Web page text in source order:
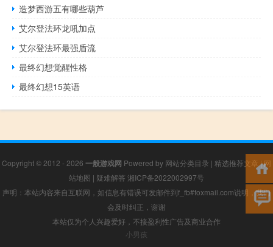
造梦西游五有哪些葫芦
艾尔登法环龙吼加点
艾尔登法环最强盾流
最终幻想觉醒性格
最终幻想15英语
Copyright © 2012 - 2026 一般游戏网 Powered by 网站分类目录 | 精选推荐文章 |网
站地图 | 疑难解答 湘ICP备2022002997号
声明：本站内容来自互联网，如信息有错误可发邮件到f_fb#foxmail.com说明，我们
会及时纠正，谢谢
本站仅为个人兴趣爱好，不接盈利性广告及商业合作
小男孩